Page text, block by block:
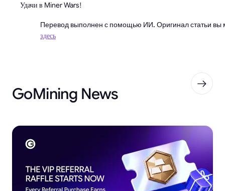
Удачи в Miner Wars!
Перевод выполнен с помощью ИИ. Оригинал статьи вы
здесь
GoMining News